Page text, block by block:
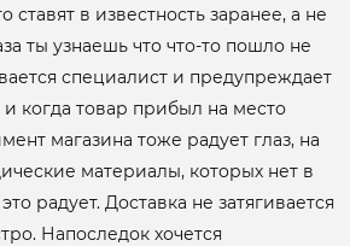
ставят в известность заранее, а не
ты узнаешь что что-то пошло не
специалист и предупреждает
когда товар прибыл на место
магазина тоже радует глаз, на
материалы, которых нет в
радует. Доставка не затягивается
Напоследок хочется